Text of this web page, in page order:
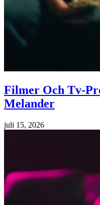
Filmer Och Tv-
Melander
juli 15, 2026